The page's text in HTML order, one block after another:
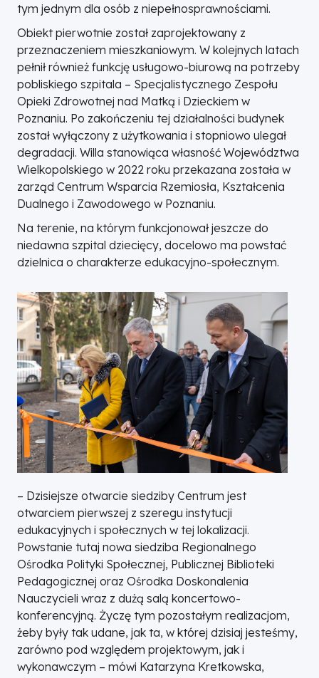
tym jednym dla osób z niepełnosprawnościami.
Obiekt pierwotnie został zaprojektowany z
przeznaczeniem mieszkaniowym. W kolejnych latach
pełnił również funkcję usługowo-biurową na potrzeby
pobliskiego szpitala – Specjalistycznego Zespołu
Opieki Zdrowotnej nad Matką i Dzieckiem w
Poznaniu. Po zakończeniu tej działalności budynek
został wyłączony z użytkowania i stopniowo ulegał
degradacji. Willa stanowiąca własność Województwa
Wielkopolskiego w 2022 roku przekazana została w
zarząd Centrum Wsparcia Rzemiosła, Kształcenia
Dualnego i Zawodowego w Poznaniu.
Na terenie, na którym funkcjonował jeszcze do
niedawna szpital dziecięcy, docelowo ma powstać
dzielnica o charakterze edukacyjno-społecznym.
– Dzisiejsze otwarcie siedziby Centrum jest
otwarciem pierwszej z szeregu instytucji
edukacyjnych i społecznych w tej lokalizacji.
Powstanie tutaj nowa siedziba Regionalnego
Ośrodka Polityki Społecznej, Publicznej Biblioteki
Pedagogicznej oraz Ośrodka Doskonalenia
Nauczycieli wraz z dużą salą koncertowo-
konferencyjną. Życzę tym pozostałym realizacjom,
żeby były tak udane, jak ta, w której dzisiaj jesteśmy,
zarówno pod względem projektowym, jak i
wykonawczym – mówi Katarzyna Kretkowska,